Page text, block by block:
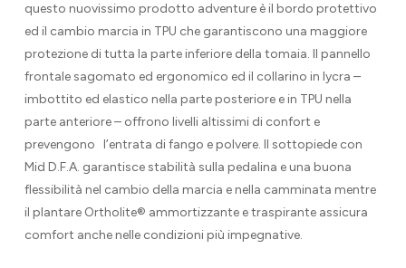
questo nuovissimo prodotto adventure è il bordo protettivo
ed il cambio marcia in TPU che garantiscono una maggiore
protezione di tutta la parte inferiore della tomaia. Il pannello
frontale sagomato ed ergonomico ed il collarino in lycra –
imbottito ed elastico nella parte posteriore e in TPU nella
parte anteriore – offrono livelli altissimi di confort e
prevengono l’entrata di fango e polvere. Il sottopiede con
Mid D.F.A. garantisce stabilità sulla pedalina e una buona
flessibilità nel cambio della marcia e nella camminata mentre
il plantare Ortholite® ammortizzante e traspirante assicura
comfort anche nelle condizioni più impegnative.